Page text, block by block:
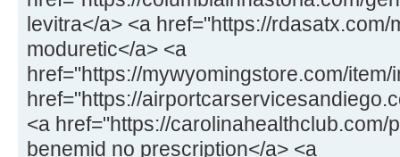
levitra</a> <a href="https://
moduretic</a> <a
href="https://mywyomingstore.com/
href="https://
<a href="https://carolinahealthclub.com/
benemid no prescription</a> <a